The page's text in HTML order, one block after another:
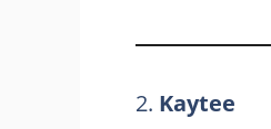
2. Kaytee